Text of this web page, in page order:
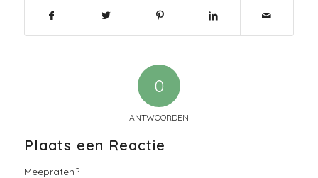
0
ANTWOORDEN
Plaats een Reactie
Meepraten?